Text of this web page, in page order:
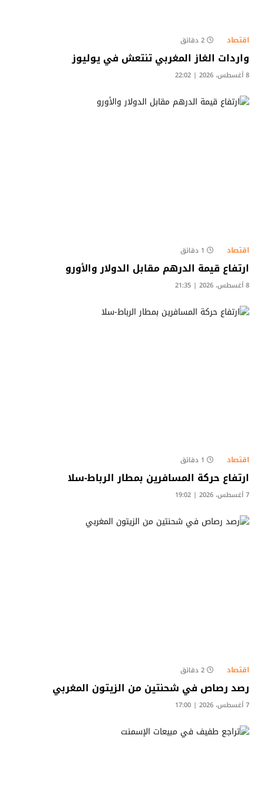
اقتصاد 2 دقائق
واردات الغاز المغربي تنتعش في يوليوز
8 أغسطس، 2026 | 22:02
اقتصاد 1 دقائق
ارتفاع قيمة الدرهم مقابل الدولار والأورو
8 أغسطس، 2026 | 21:35
اقتصاد 1 دقائق
ارتفاع حركة المسافرين بمطار الرباط-سلا
7 أغسطس، 2026 | 19:02
اقتصاد 2 دقائق
رصد رصاص في شحنتين من الزيتون المغربي
7 أغسطس، 2026 | 17:00